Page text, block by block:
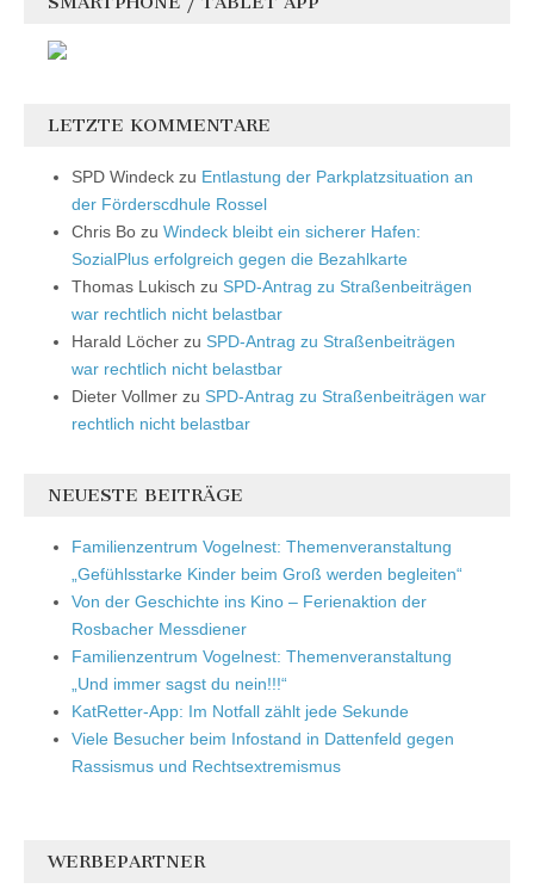
LETZTE KOMMENTARE
SPD Windeck zu Entlastung der Parkplatzsituation an
der Förderscdhule Rossel
Chris Bo zu Windeck bleibt ein sicherer Hafen:
SozialPlus erfolgreich gegen die Bezahlkarte
Thomas Lukisch zu SPD-Antrag zu Straßenbeiträgen
war rechtlich nicht belastbar
Harald Löcher zu SPD-Antrag zu Straßenbeiträgen
war rechtlich nicht belastbar
Dieter Vollmer zu SPD-Antrag zu Straßenbeiträgen war
rechtlich nicht belastbar
NEUESTE BEITRÄGE
Familienzentrum Vogelnest: Themenveranstaltung
„Gefühlsstarke Kinder beim Groß werden begleiten“
Von der Geschichte ins Kino – Ferienaktion der
Rosbacher Messdiener
Familienzentrum Vogelnest: Themenveranstaltung
„Und immer sagst du nein!!!“
KatRetter-App: Im Notfall zählt jede Sekunde
Viele Besucher beim Infostand in Dattenfeld gegen
Rassismus und Rechtsextremismus
WERBEPARTNER